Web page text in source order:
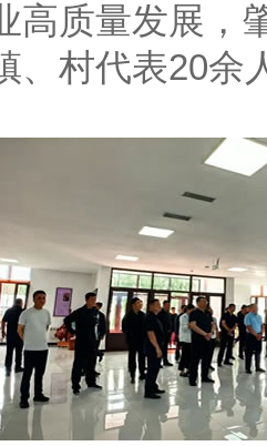
高质量发展，
、村代表20余